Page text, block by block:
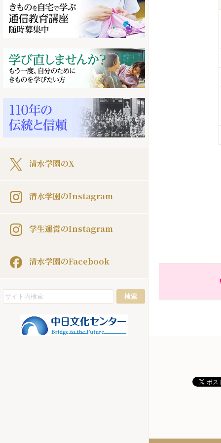
清水学園のX
清水学園のInstagram
学生運営のInstagram
清水学園のFacebook